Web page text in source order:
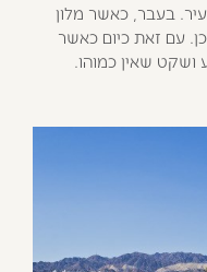
בעבר, כאשר מלון
עם זאת כיום כאשר
ושקט שאין כמוהו.